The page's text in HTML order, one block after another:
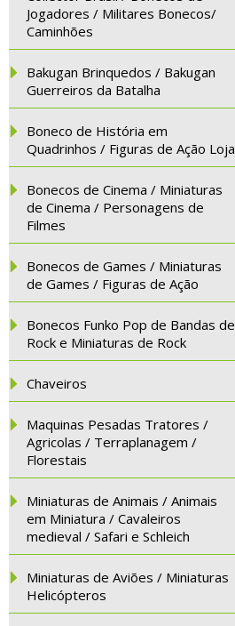
Jogadores / Militares Bonecos/
Caminhões
Bakugan Brinquedos / Bakugan
Guerreiros da Batalha
Boneco de História em
Quadrinhos / Figuras de Ação Loja
Bonecos de Cinema / Miniaturas
de Cinema / Personagens de
Filmes
Bonecos de Games / Miniaturas
de Games / Figuras de Ação
Bonecos Funko Pop de Bandas de
Rock e Miniaturas de Rock
Chaveiros
Maquinas Pesadas Tratores /
Agricolas / Terraplanagem /
Florestais
Miniaturas de Animais / Animais
em Miniatura / Cavaleiros
medieval / Safari e Schleich
Miniaturas de Aviões / Miniaturas
Helicópteros